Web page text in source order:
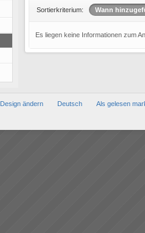
Sortierkriterium: Wann
Es liegen keine Informationen zum
Design ändern Deutsch
Als gelesen